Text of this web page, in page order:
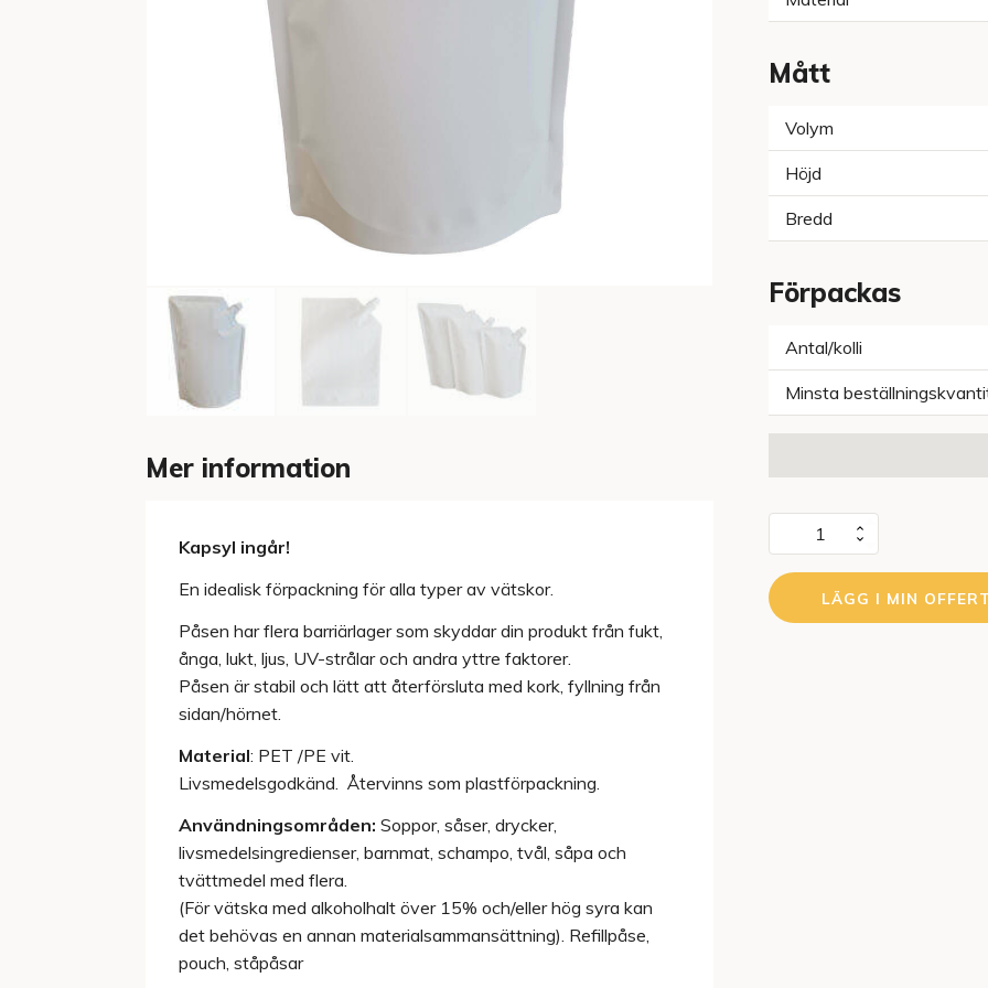
Mer information
Kapsyl ingår!
En idealisk förpackning för alla typer av vätskor.
Påsen har flera barriärlager som skyddar din produkt från fukt,
ånga, lukt, ljus, UV-strålar och andra yttre faktorer.
Påsen är stabil och lätt att återförsluta med kork, fyllning från
sidan/hörnet.
Material: PET /PE vit.
Livsmedelsgodkänd. Återvinns som plastförpackning.
Användningsområden: Soppor, såser, drycker,
livsmedelsingredienser, barnmat, schampo, tvål, såpa och
tvättmedel med flera.
(För vätska med alkoholhalt över 15% och/eller hög syra kan
det behövas en annan materialsammansättning). Refillpåse,
pouch, ståpåsar
Mått
Volym
Höjd
Bredd
Förpackas
Antal/kolli
Minsta
Ståpåse
kapsyl
vit
LÄGG I MIN